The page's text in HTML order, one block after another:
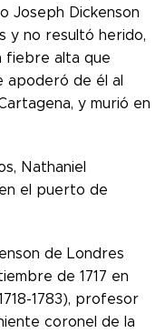
Joseph Dickenson
y no resultó herido,
fiebre alta que
apoderó de él al
y murió en
Nathaniel
en el puerto de
de Londres
de 1717 en
1783), profesor
coronel de la